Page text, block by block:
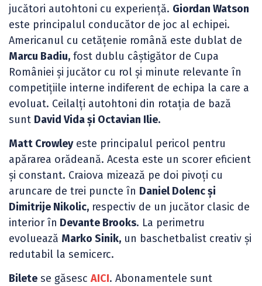
jucători autohtoni cu experiență. Giordan Watson
este principalul conducător de joc al echipei.
Americanul cu cetățenie română este dublat de
Marcu Badiu, fost dublu câștigător de Cupa
României și jucător cu rol și minute relevante în
competițiile interne indiferent de echipa la care a
evoluat. Ceilalți autohtoni din rotația de bază
sunt David Vida și Octavian Ilie.
Matt Crowleyeste principalul pericol pentru
apărarea orădeană. Acesta este un scorer eficient
și constant. Craiova mizează pe doi pivoți cu
aruncare de trei puncte în Daniel Dolenc și
Dimitrije Nikolic, respectiv de un jucător clasic de
interior în Devante Brooks. La perimetru
evoluează Marko Sinik, un baschetbalist creativ și
redutabil la semicerc.
Bilete se găsesc AICI. Abonamentele sunt